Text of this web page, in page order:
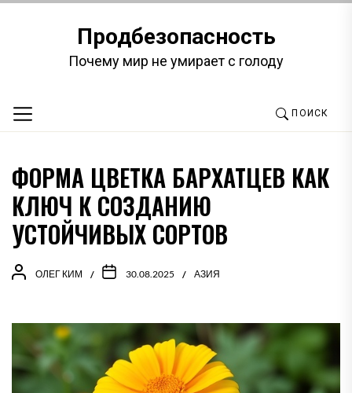
содержимомуПродбезопасность
Почему мир не умирает с голоду
ПОИСК
ФОРМА ЦВЕТКА БАРХАТЦЕВ КАК
КЛЮЧ К СОЗДАНИЮ
УСТОЙЧИВЫХ СОРТОВ
ОЛЕГ КИМ 30.08.2025 АЗИЯ